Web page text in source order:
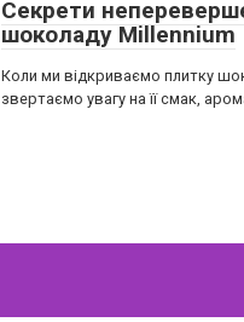
Секрети
шоколаду Millennium
Коли ми відкриваємо плитку
звертаємо увагу на її смак,